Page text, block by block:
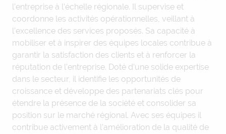
l’entreprise à l’échelle régionale. Il supervise et
coordonne les activités opérationnelles, veillant à
l’excellence des services proposés. Sa capacité à
mobiliser et à inspirer des équipes locales contribue à
garantir la satisfaction des clients et à renforcer la
réputation de l’entreprise. Doté d’une solide expertise
dans le secteur, il identifie les opportunités de
croissance et développe des partenariats clés pour
étendre la présence de la société et consolider sa
position sur le marché régional. Avec ses équipes il
contribue activement à l’amélioration de la qualité de